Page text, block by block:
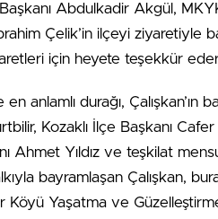
Abdulkadir Akgül,
Çelik’in ilçeyi ziyaretiyle
için heyete teşekkür
anlamlı durağı, Çalışkan’ın
Kozaklı İlçe Başkanı
Ahmet Yıldız ve teşkilat
bayramlaşan Çalışkan,
Köyü Yaşatma ve